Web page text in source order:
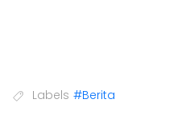
Labels #Berita